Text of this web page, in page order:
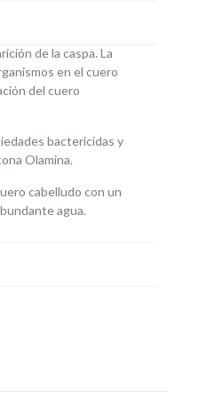
de la caspa. La
en el cuero
del cuero
bactericidas y
Olamina.
cabelludo con un
agua.